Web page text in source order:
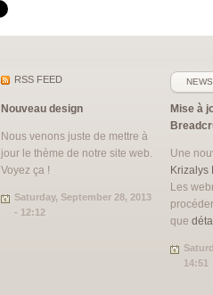
Nouveau design
Nous venons juste de mettre à
jour le thème de notre site web.
Voyez ça !
Saturday, September 28, 2013
- 12:12
Mise à
Une
Krizalys
Les
que
14:51
RSS FEED